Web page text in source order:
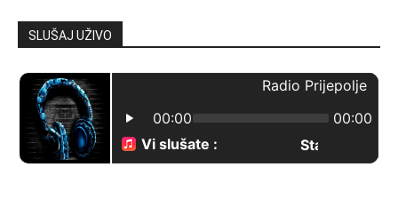
SLUŠAJ UŽIVO